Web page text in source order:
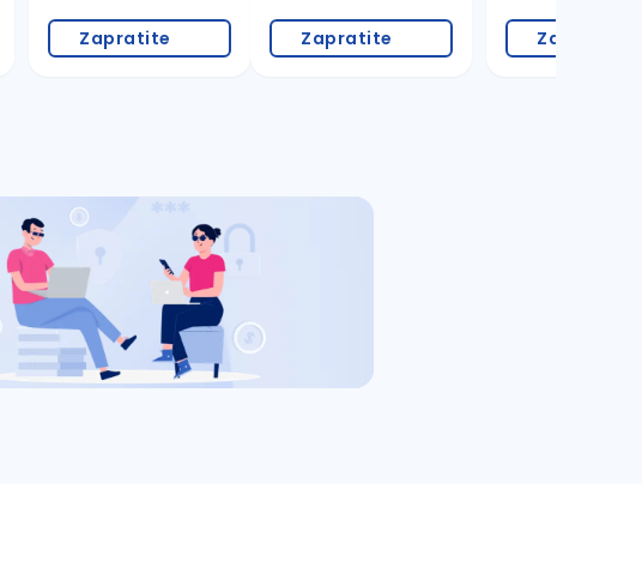
Zapratite Zapratite Zapratite